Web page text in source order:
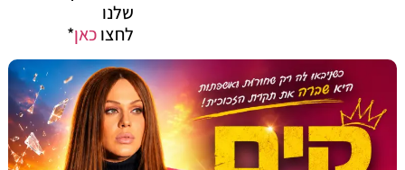
לחצוכאן*